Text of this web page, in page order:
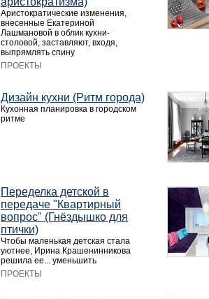
Аристократические изменения,
внесенные Екатериной
Лашмановой в облик кухни-
столовой, заставляют, входя,
выпрямлять спину
ПРОЕКТЫ
Дизайн кухни (Ритм города)
Кухонная планировка в городском
ритме
Переделка детской в
передаче "Квартирный
вопрос" (Гнёздышко для
птички)
Чтобы маленькая детская стала
уютнее, Ирина Крашенинникова
решила ее... уменьшить
ПРОЕКТЫ